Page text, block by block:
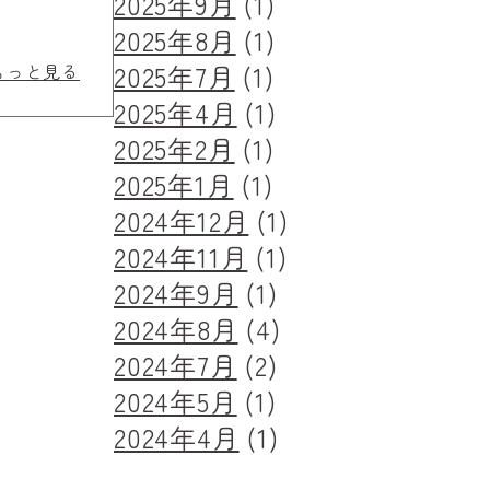
っと見る
2025年8月 (1)
2025年7月 (1)
2025年4月 (1)
2025年2月 (1)
2025年1月 (1)
2024年12月 (1)
2024年11月 (1)
2024年9月 (1)
2024年8月 (4)
2024年7月 (2)
2024年5月 (1)
2024年4月 (1)